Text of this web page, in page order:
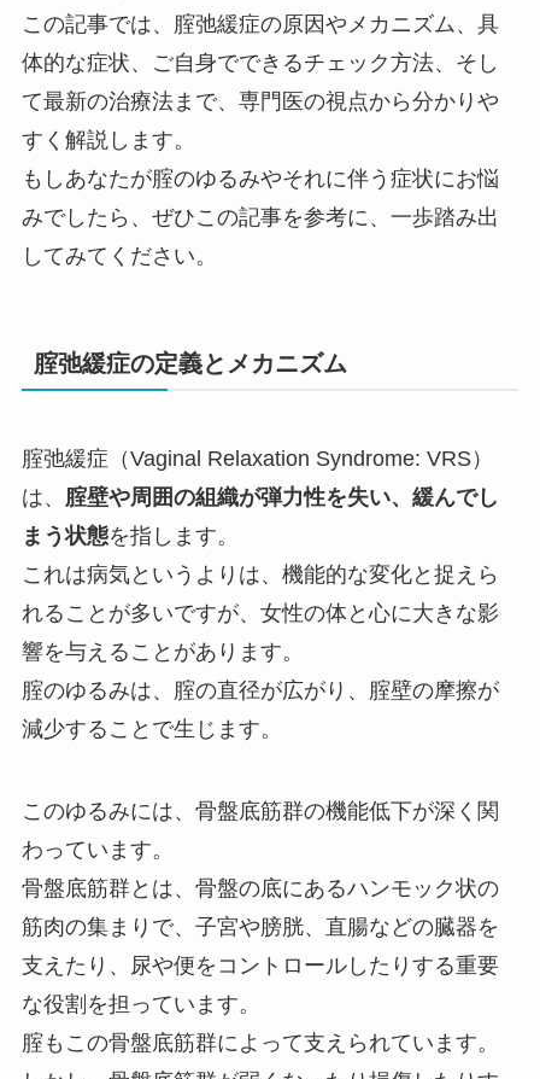
この記事では、腟弛緩症の原因やメカニズム、具
体的な症状、ご自身でできるチェック方法、そし
て最新の治療法まで、専門医の視点から分かりや
すく解説します。
もしあなたが腟のゆるみやそれに伴う症状にお悩
みでしたら、ぜひこの記事を参考に、一歩踏み出
してみてください。
腟弛緩症の定義とメカニズム
腟弛緩症（Vaginal Relaxation Syndrome: VRS）
は、 腟壁や周囲の組織が弾力性を失い、緩んでし
まう状態を指します。
これは病気というよりは、機能的な変化と捉えら
れることが多いですが、女性の体と心に大きな影
響を与えることがあります。
腟のゆるみは、腟の直径が広がり、腟壁の摩擦が
減少することで生じます。
このゆるみには、骨盤底筋群の機能低下が深く関
わっています。
骨盤底筋群とは、骨盤の底にあるハンモック状の
筋肉の集まりで、子宮や膀胱、直腸などの臓器を
支えたり、尿や便をコントロールしたりする重要
な役割を担っています。
腟もこの骨盤底筋群によって支えられています。